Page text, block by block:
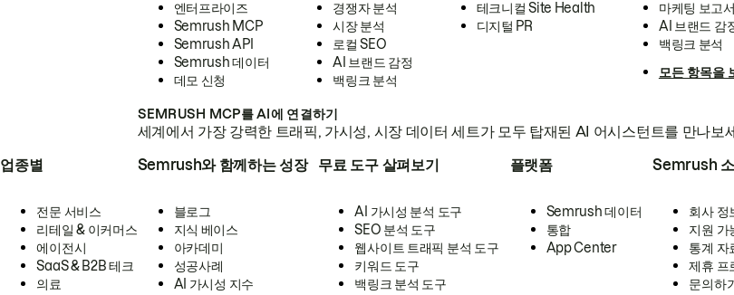
엔터프라이즈
Semrush MCP
Semrush API
Semrush 데이터
데모 신청
경쟁자 분석
시장 분석
로컬 SEO
AI 브랜드 감정
백링크 분석
테크니컬 Site Health
디지털 PR
마케팅 보고
AI 브랜드 감
백링크 분석
모든 항목을
SEMRUSH MCP를 AI에 연결하기
세계에서 가장 강력한 트래픽, 가시성, 시장 데이터 세트가 모두 탑재된 AI 어시스턴트를 만나보
업종별
전문 서비스
리테일 & 이커머스
에이전시
SaaS & B2B 테크
의료
Semrush와 함께하는 성장
블로그
지식 베이스
아카데미
성공사례
AI 가시성 지수
무료 도구 살펴보기
AI 가시성 분석 도구
SEO 분석 도구
웹사이트 트래픽 분석 도구
키워드 도구
백링크 분석 도구
플랫폼
Semrush 데이터
통합
App Center
Semrush
회사 정
지원 가
통계 자
제휴 프
문의하